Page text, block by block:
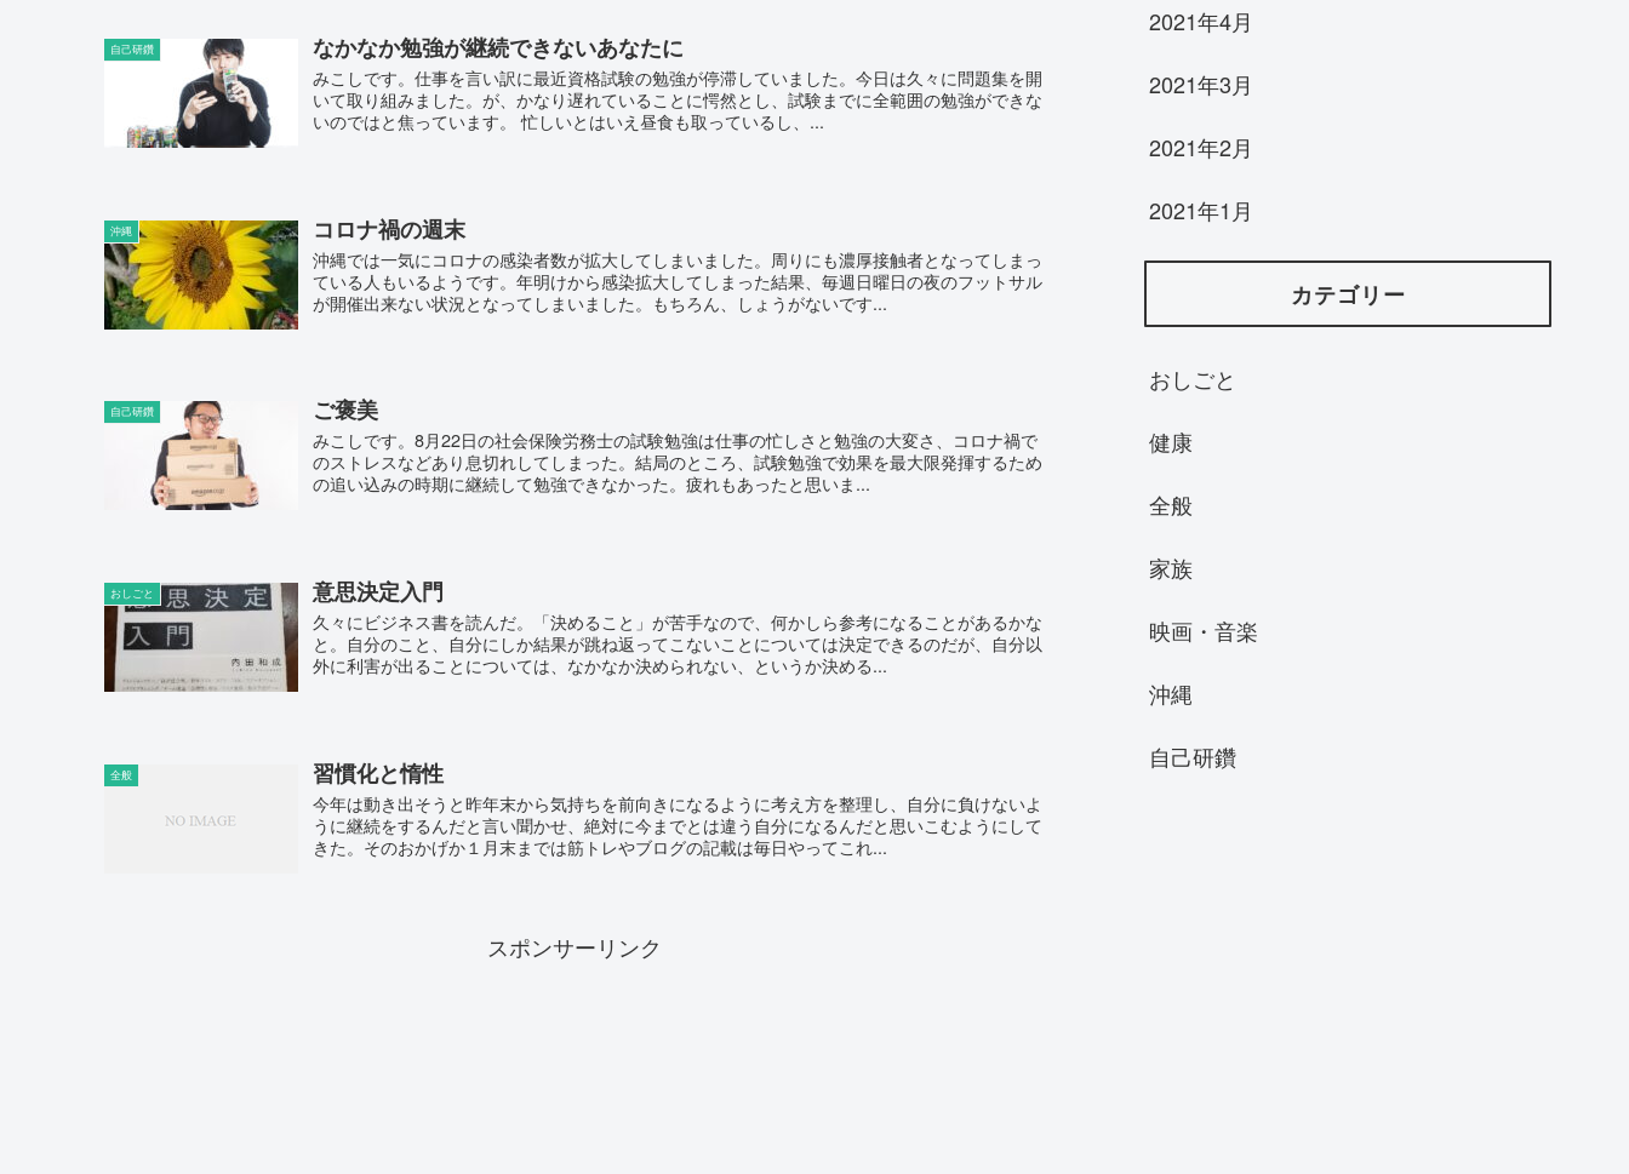
自己研鑽 なかなか勉強が継続できないあなたに
みこしです。仕事を言い訳に最近資格試験の勉強が停滞していました。今日は久々に問題集を開
いて取り組みました。が、かなり遅れていることに愕然とし、試験までに全範囲の勉強ができな
いのではと焦っています。 忙しいとはいえ昼食も取っているし、...
沖縄 コロナ禍の週末
沖縄では一気にコロナの感染者数が拡大してしまいました。周りにも濃厚接触者となってしまっ
ている人もいるようです。年明けから感染拡大してしまった結果、毎週日曜日の夜のフットサル
が開催出来ない状況となってしまいました。もちろん、しょうがないです...
自己研鑽 ご褒美
みこしです。8月22日の社会保険労務士の試験勉強は仕事の忙しさと勉強の大変さ、コロナ禍で
のストレスなどあり息切れしてしまった。結局のところ、試験勉強で効果を最大限発揮するため
の追い込みの時期に継続して勉強できなかった。疲れもあったと思いま...
おしごと 意思決定入門
久々にビジネス書を読んだ。「決めること」が苦手なので、何かしら参考になることがあるかな
と。自分のこと、自分にしか結果が跳ね返ってこないことについては決定できるのだが、自分以
外に利害が出ることについては、なかなか決められない、というか決める...
全般 習慣化と惰性
今年は動き出そうと昨年末から気持ちを前向きになるように考え方を整理し、自分に負けないよ
うに継続をするんだと言い聞かせ、絶対に今までとは違う自分になるんだと思いこむようにして
きた。そのおかげか１月末までは筋トレやブログの記載は毎日やってこれ...
スポンサーリンク
2021年4月
2021年3月
2021年2月
2021年1月
カテゴリー
おしごと
健康
全般
家族
映画・音楽
沖縄
自己研鑽